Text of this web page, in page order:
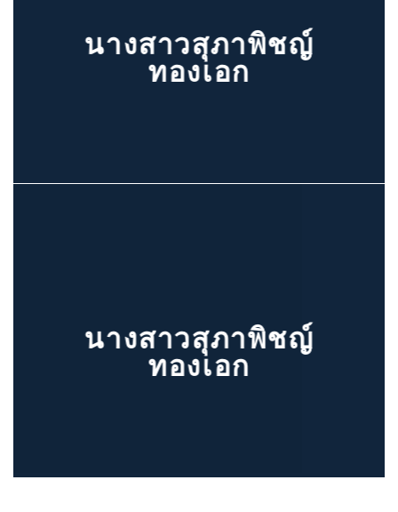
นางสาวสุภาพิชญ์
ทองเอก
นางสาวสุภาพิชญ์
ทองเอก